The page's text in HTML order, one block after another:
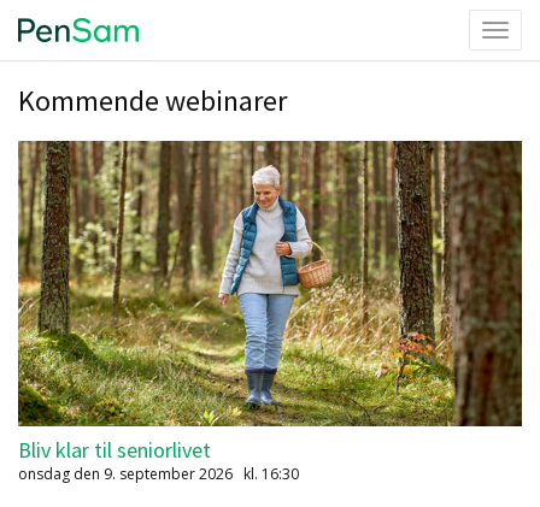
Kommende webinarer
Bliv klar til seniorlivet
onsdag den 9. september 2026 kl. 16:30